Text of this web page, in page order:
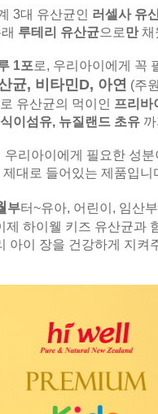
3대 유산균인 러셀사 유
루테리 유산균으로만채
1포 로, 우리아이에게 꼭
균, 비타민D, 아연 (주
유산균의 먹이인 프리바
식이섬유, 뉴질랜드 초유 까
우리아이에게 필요한 성분
제대로 들어있는 제품입니
부터~유아, 어린이, 임산
제 하이웰 키즈 유산균과
아이 장을 건강하게 지켜